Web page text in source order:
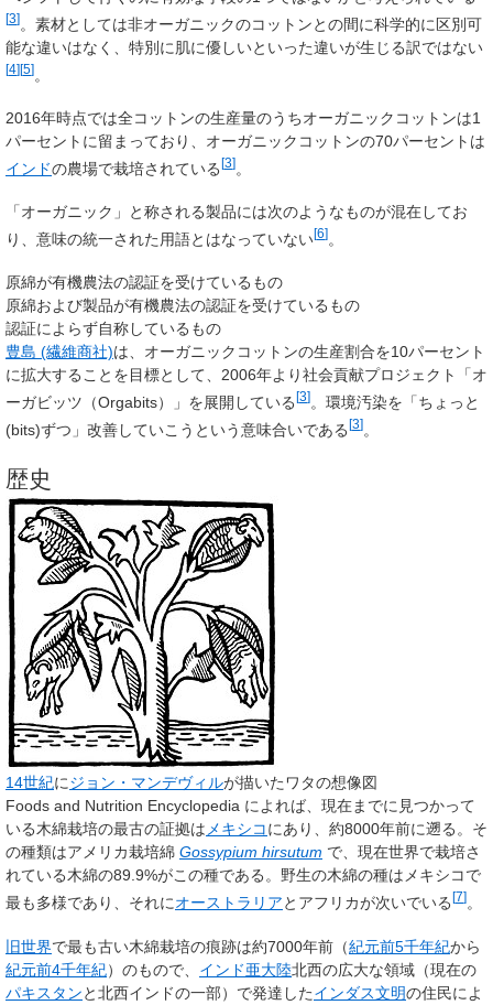
[3]。素材としては非オーガニックのコットンとの間に科学的に区別可
能な違いはなく、特別に肌に優しいといった違いが生じる訳ではない
[4][5]。
2016年時点では全コットンの生産量のうちオーガニックコットンは1
パーセントに留まっており、オーガニックコットンの70パーセントは
インドの農場で栽培されている[3]。
「オーガニック」と称される製品には次のようなものが混在してお
り、意味の統一された用語とはなっていない[6] 。
原綿が有機農法の認証を受けているもの
原綿および製品が有機農法の認証を受けているもの
認証によらず自称しているもの
豊島 (繊維商社)は、オーガニックコットンの生産割合を10パーセント
に拡大することを目標として、2006年より社会貢献プロジェクト「オ
ーガビッツ（Orgabits）」を展開している [3] 。環境汚染を「ちょっと
(bits)ずつ」改善していこうという意味合いである [3] 。
歴史
14世紀にジョン・マンデヴィルが描いたワタの想像図
Foods and Nutrition Encyclopedia によれば、現在までに見つかって
いる木綿栽培の最古の証拠はメキシコにあり、約8000年前に遡る。そ
の種類はアメリカ栽培綿 Gossypium hirsutum で、現在世界で栽培さ
れている木綿の89.9%がこの種である。野生の木綿の種はメキシコで
最も多様であり、それにオーストラリアとアフリカが次いでいる [7] 。
旧世界で最も古い木綿栽培の痕跡は約7000年前（紀元前5千年紀から
紀元前4千年紀）のもので、 インド亜大陸北西の広大な領域（現在の
パキスタンと北西インドの一部）で発達したインダス文明の住民によ